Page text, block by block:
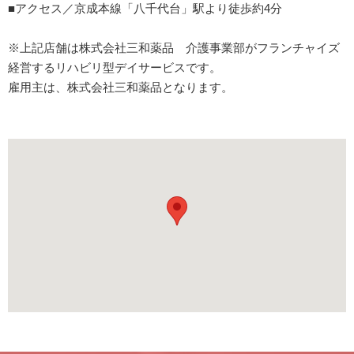
■アクセス／京成本線「八千代台」駅より徒歩約4分
※上記店舗は株式会社三和薬品 介護事業部がフランチャイズ
経営するリハビリ型デイサービスです。
雇用主は、株式会社三和薬品となります。